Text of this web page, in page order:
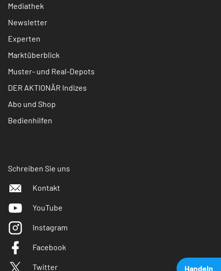
Handeln
Mediathek
Newsletter
Experten
Marktüberblick
Muster- und Real-Depots
DER AKTIONÄR Indizes
Abo und Shop
Bedienhilfen
Schreiben Sie uns
Kontakt
YouTube
Instagram
Facebook
Twitter